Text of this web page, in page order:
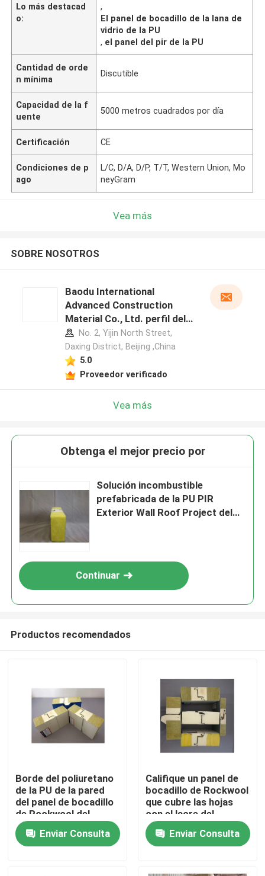
Hogar
Productos
Lo más destacad
o:
,
El panel de bocadillo de la lana de
vidrio de la PU
, el panel del pir de la PU
Cantidad de orde
n mínima
Discutible
Capacidad de la f
uente
5000 metros cuadrados por día
Certificación CE
Condiciones de p
ago
L/C, D/A, D/P, T/T, Western Union, Mo
neyGram
Vea más
SOBRE NOSOTROS
Baodu International
Advanced Construction
Material Co., Ltd. perfil del
fabricante
No. 2, Yijin North Street,
Daxing District, Beijing ,China
5.0
Proveedor verificado
Vea más
Obtenga el mejor precio por
Solución incombustible
prefabricada de la PU PIR
Exterior Wall Roof Project del
Continuar
Productos recomendados
Borde del poliuretano
de la PU de la pared
del panel de bocadillo
de Rockwool del
aislamiento
Enviar Consulta
Califique un panel de
bocadillo de Rockwool
que cubre las hojas
con el lacre del
poliuretano
incombustible
Enviar Consulta